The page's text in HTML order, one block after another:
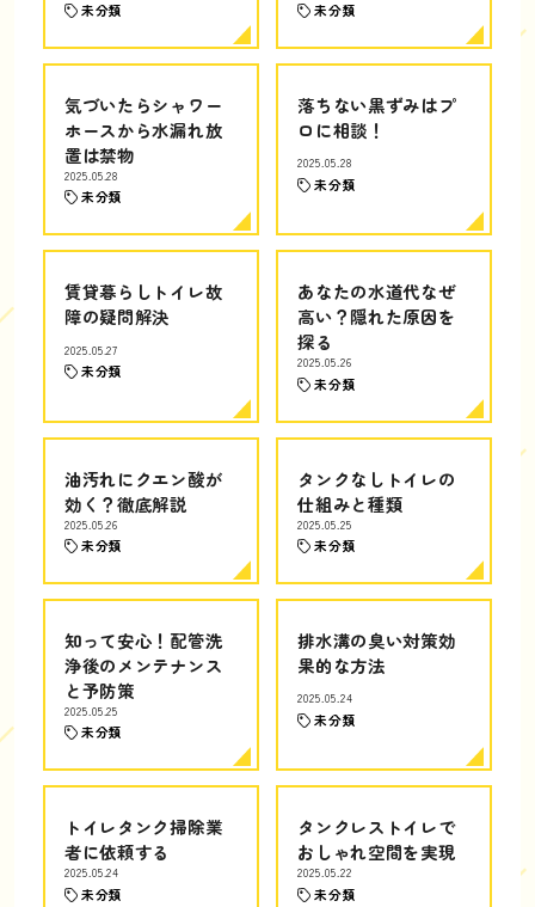
未分類 未分類
気づいたらシャワー
ホースから水漏れ放
置は禁物
2025.05.28
未分類
落ちない黒ずみはプ
ロに相談！
2025.05.28
未分類
賃貸暮らしトイレ故
障の疑問解決
2025.05.27
未分類
あなたの水道代なぜ
高い？隠れた原因を
探る
2025.05.26
未分類
油汚れにクエン酸が
効く？徹底解説
2025.05.26
未分類
タンクなしトイレの
仕組みと種類
2025.05.25
未分類
知って安心！配管洗
浄後のメンテナンス
と予防策
2025.05.25
未分類
排水溝の臭い対策効
果的な方法
2025.05.24
未分類
トイレタンク掃除業
者に依頼する
2025.05.24
未分類
タンクレストイレで
おしゃれ空間を実現
2025.05.22
未分類